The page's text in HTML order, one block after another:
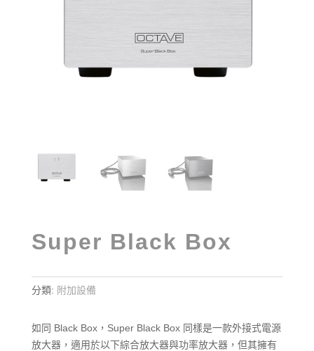
Super Black Box
分類: 附加設備
如同 Black Box，Super Black Box 同樣是一款外接式電源
放大器，適用於以下綜合放大器與功率放大器，但其擁有